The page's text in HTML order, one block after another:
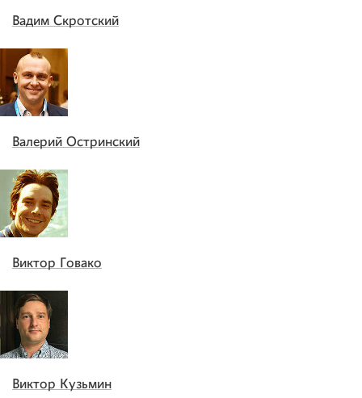
Вадим Скротский
Валерий Остринский
Виктор Говако
Виктор Кузьмин